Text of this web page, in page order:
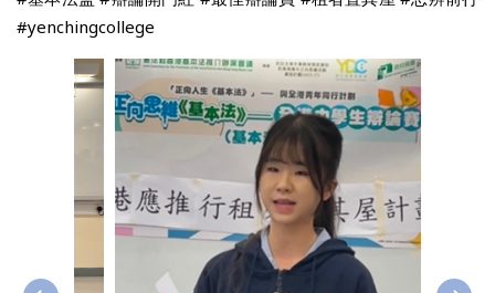
#yenchingcollege